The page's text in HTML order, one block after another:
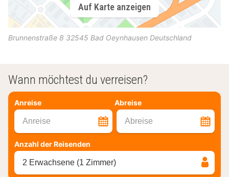
Auf Karte anzeigen
Brunnenstraße 8 32545 Bad Oeynhausen Deutschland
Wann möchtest du verreisen?
Anreise Abreise
Anreise Abreise
Anzahl der Reisenden
2 Erwachsene (1 Zimmer)